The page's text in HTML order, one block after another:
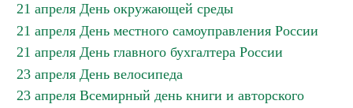
21 апреля День окружающей среды
21 апреля День местного самоуправления России
21 апреля День главного бухгалтера России
23 апреля День велосипеда
23 апреля Всемирный день книги и авторского